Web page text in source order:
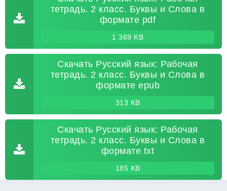
тетрадь. 2 класс. Буквы и Слова в
формате pdf
1 369 KB
Скачать Русский язык: Рабочая
тетрадь. 2 класс. Буквы и Слова в
формате epub
313 KB
Скачать Русский язык: Рабочая
тетрадь. 2 класс. Буквы и Слова в
формате txt
185 KB